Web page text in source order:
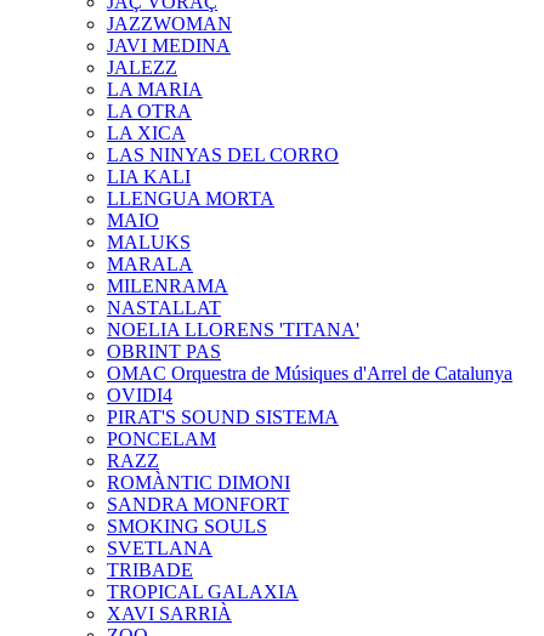
JAZZWOMAN
JAVI MEDINA
JALEZZ
LA MARIA
LA OTRA
LA XICA
LAS NINYAS DEL CORRO
LIA KALI
LLENGUA MORTA
MAIO
MALUKS
MARALA
MILENRAMA
NASTALLAT
NOELIA LLORENS 'TITANA'
OBRINT PAS
OMAC Orquestra de Músiques d'Arrel de Catalunya
OVIDI4
PIRAT'S SOUND SISTEMA
PONCELAM
RAZZ
ROMÀNTIC DIMONI
SANDRA MONFORT
SMOKING SOULS
SVETLANA
TRIBADE
TROPICAL GALAXIA
XAVI SARRIÀ